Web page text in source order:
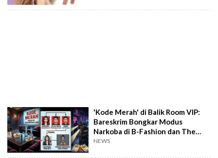
'Kode Merah' di Balik Room VIP:
Bareskrim Bongkar Modus
Narkoba di B-Fashion dan The
Seven Jakbar
NEWS